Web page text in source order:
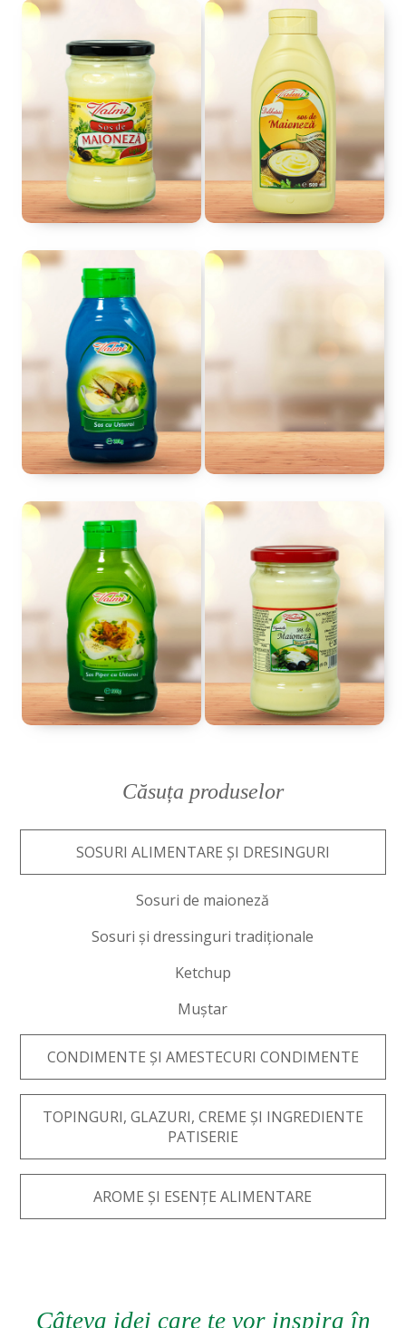
Căsuța produselor
SOSURI ALIMENTARE ȘI DRESINGURI
Sosuri de maioneză
Sosuri și dressinguri tradiționale
Ketchup
Muștar
CONDIMENTE ȘI AMESTECURI CONDIMENTE
TOPINGURI, GLAZURI, CREME ȘI INGREDIENTE
PATISERIE
AROME ȘI ESENȚE ALIMENTARE
Câteva idei care te vor inspira în